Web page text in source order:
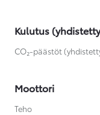
Kulutus
CO₂-päästöt
Moottori
Teho